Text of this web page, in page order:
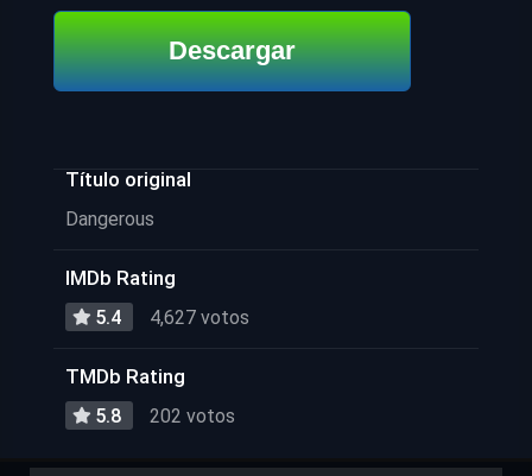
Descargar
Título original
Dangerous
IMDb Rating
5.4 4,627 votos
TMDb Rating
5.8 202 votos